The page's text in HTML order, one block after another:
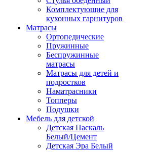
Комплектующие для
кухонных гарнитуров
Матраcы
Ортопедические
Пружинные
Беспружинные
матрасы
Матрасы для детей и
подростков
Наматрасники
Топперы
Подушки
Мебель для детской
Детская Паскаль
Белый/Цемент
Детская Эра Белый